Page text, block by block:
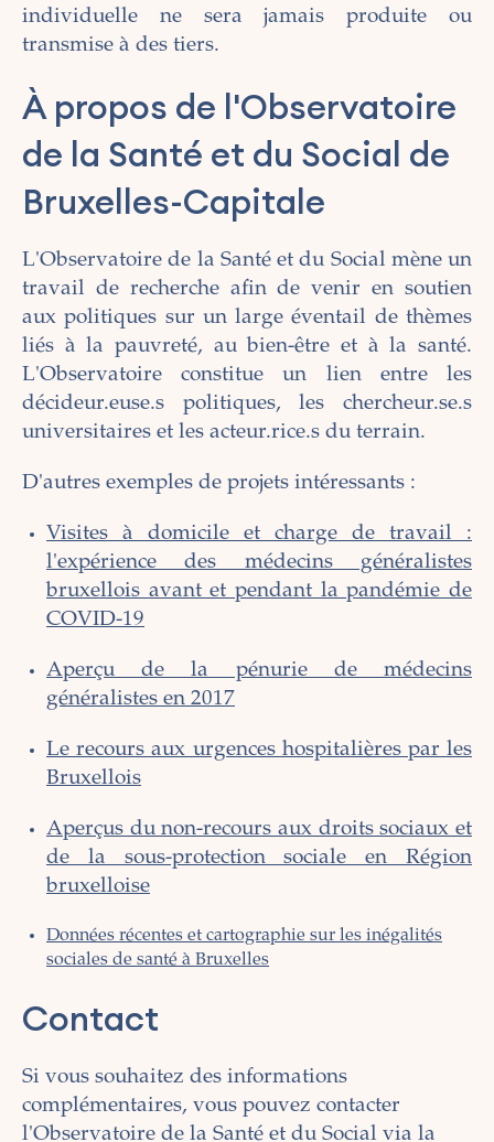
individuelle ne sera jamais produite ou
transmise à des tiers.
À propos de l'Observatoire
de la Santé et du Social de
Bruxelles-Capitale
L'Observatoire de la Santé et du Social mène un
travail de recherche afin de venir en soutien
aux politiques sur un large éventail de thèmes
liés à la pauvreté, au bien-être et à la santé.
L'Observatoire constitue un lien entre les
décideur.euse.s politiques, les chercheur.se.s
universitaires et les acteur.rice.s du terrain.
D'autres exemples de projets intéressants :
Visites à domicile et charge de travail :
l'expérience des médecins généralistes
bruxellois avant et pendant la pandémie de
COVID-19
Aperçu de la pénurie de médecins
généralistes en 2017
Le recours aux urgences hospitalières par les
Bruxellois
Aperçus du non-recours aux droits sociaux et
de la sous-protection sociale en Région
bruxelloise
Données récentes et cartographie sur les inégalités
sociales de santé à Bruxelles
Contact
Si vous souhaitez des informations
complémentaires, vous pouvez contacter
l'Observatoire de la Santé et du Social via la